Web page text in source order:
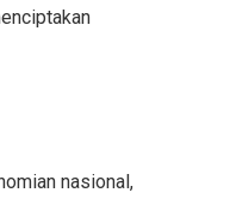
nasional,